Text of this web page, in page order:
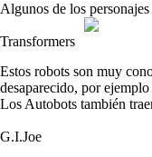
Algunos de los
Transformers
Estos robots son muy
desaparecido, por
Los Autobots también
G.I.Joe